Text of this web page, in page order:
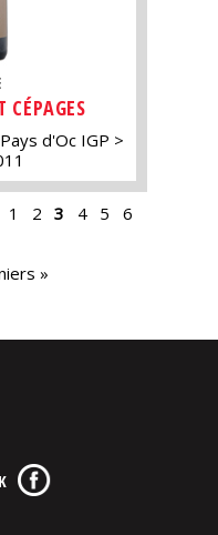
CÉPAGES
Pays d'Oc IGP
1 2 3 4 5
6
»